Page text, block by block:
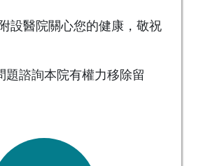
設醫院關心您的健康，敬祝
題諮詢本院有權力移除留